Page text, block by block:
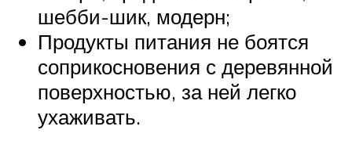
шебби-шик, модерн;
Продукты питания не боятся
соприкосновения с деревянной
поверхностью, за ней легко
ухаживать.